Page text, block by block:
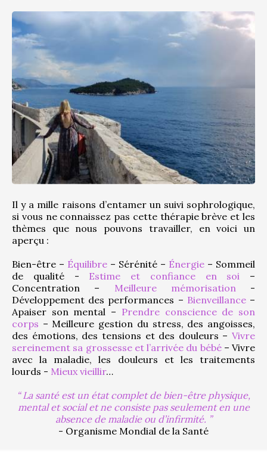
Il y a mille raisons d’entamer un suivi sophrologique,
si vous ne connaissez pas cette thérapie brève et les
thèmes que nous pouvons travailler, en voici un
aperçu :
Bien-être – Équilibre – Sérénité – Énergie – Sommeil
de qualité - Estime et confiance en soi –
Concentration – Meilleure mémorisation -
Développement des performances – Bienveillance –
Apaiser son mental – Prendre conscience de son
corps – Meilleure gestion du stress, des angoisses,
des émotions, des tensions et des douleurs – Vivre
sereinement sa grossesse et l’arrivée du bébé – Vivre
avec la maladie, les douleurs et les traitements
lourds - Mieux vieillir…
La santé est un état complet de bien-être physique,
mental et social et ne consiste pas seulement en une
absence de maladie ou d’infirmité.
- Organisme Mondial de la Santé